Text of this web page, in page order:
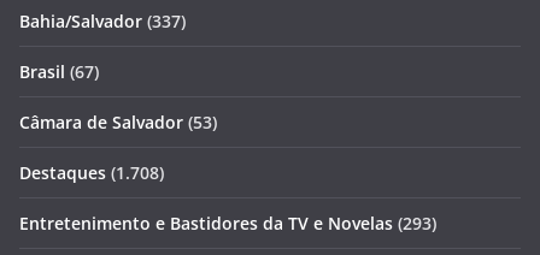
Bahia/Salvador (337)
Brasil (67)
Câmara de Salvador (53)
Destaques (1.708)
Entretenimento e Bastidores da TV e Novelas (293)